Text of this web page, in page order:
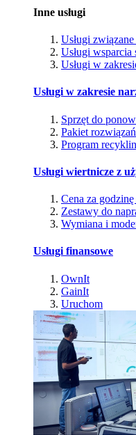
Inne usługi
Usługi
Usługi
Usługi w
Usługi w zakresie
Sprzęt do
Pakiet
Program
Usługi wiertnicze z
Cena za
Zestawy do
Wymiana i
Usługi finansowe
OwnIt
GainIt
Uruchom